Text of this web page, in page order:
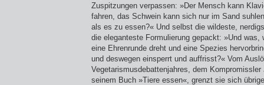
Zuspitzungen verpassen: »Der Mensch kann
fahren, das Schwein kann sich nur im Sand
als es zu essen?« Und selbst die wildeste,
die eleganteste Formulierung gepackt: »Und was,
eine Ehrenrunde dreht und eine Spezies
und deswegen einsperrt und auffrisst?« Vom
Vegetarismusdebattenjahres, dem
seinem Buch »Tiere essen«, grenzt sie sich